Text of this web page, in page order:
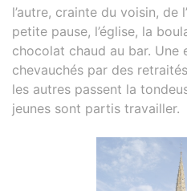
l’autre, crainte du voisin, de
petite pause, l’église, la
chocolat chaud au bar. Une
chevauchés par des
les autres passent la
jeunes sont partis travailler.